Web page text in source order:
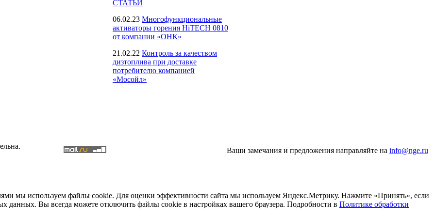
СТАТЬИ
06.02.23 Многофункциональные
активаторы горения HiTECH 0810
от компании «ОНК»
21.02.22 Контроль за качеством
дизтоплива при доставке
потребителю компанией
«Мосойл»
Ваши замечания и предложения направляйте на info@nge.ru
мы используем файлы cookie. Для оценки эффективности сайта мы используем Яндекс.Метрику. Нажмите «Принять», если
данных. Вы всегда можете отключить файлы cookie в настройках вашего браузера. Подробности в Политике обработки